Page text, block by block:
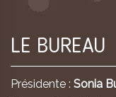
LE BUREAU
Présidente : Sonia